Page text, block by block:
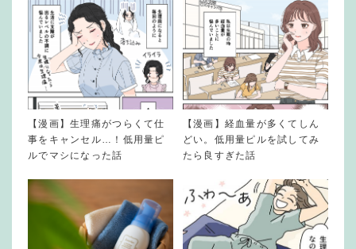
【漫画】生理痛がつらくて仕
事をキャンセル…！低用量ピ
ルでマシになった話
【漫画】経血量が多くてしん
どい。低用量ピルを試してみ
たら良すぎた話